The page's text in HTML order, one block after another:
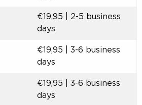
€19,95 | 2-5 business
days
€19,95 | 3-6 business
days
€19,95 | 3-6 business
days